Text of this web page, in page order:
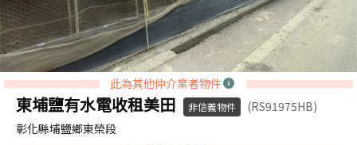
此為其他仲介業者物件
東埔鹽有水電收租美田 非信義物件
(RS91975HB)
彰化縣埔鹽鄉東榮段